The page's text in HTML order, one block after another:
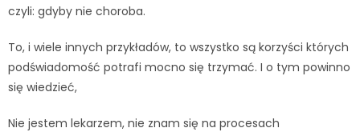
czyli: gdyby nie choroba.
To, i wiele innych przykładów, to wszystko są korzyści których
podświadomość potrafi mocno się trzymać. I o tym powinno
się wiedzieć,
Nie jestem lekarzem, nie znam się na procesach